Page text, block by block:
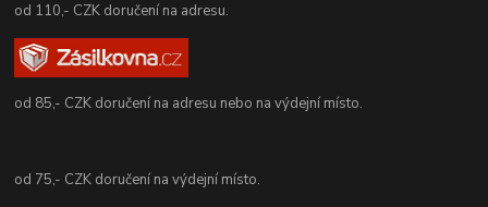
od 110,- CZK doručení na adresu.
od 85,- CZK doručení na adresu nebo na výdejní místo.
od 75,- CZK doručení na výdejní místo.